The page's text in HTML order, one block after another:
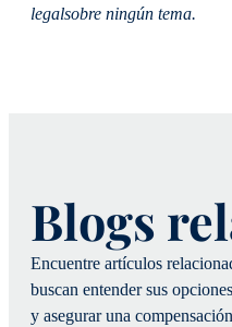
legalsobre ningún tema.
Blogs
Encuentre artículos
buscan entender sus
y asegurar una